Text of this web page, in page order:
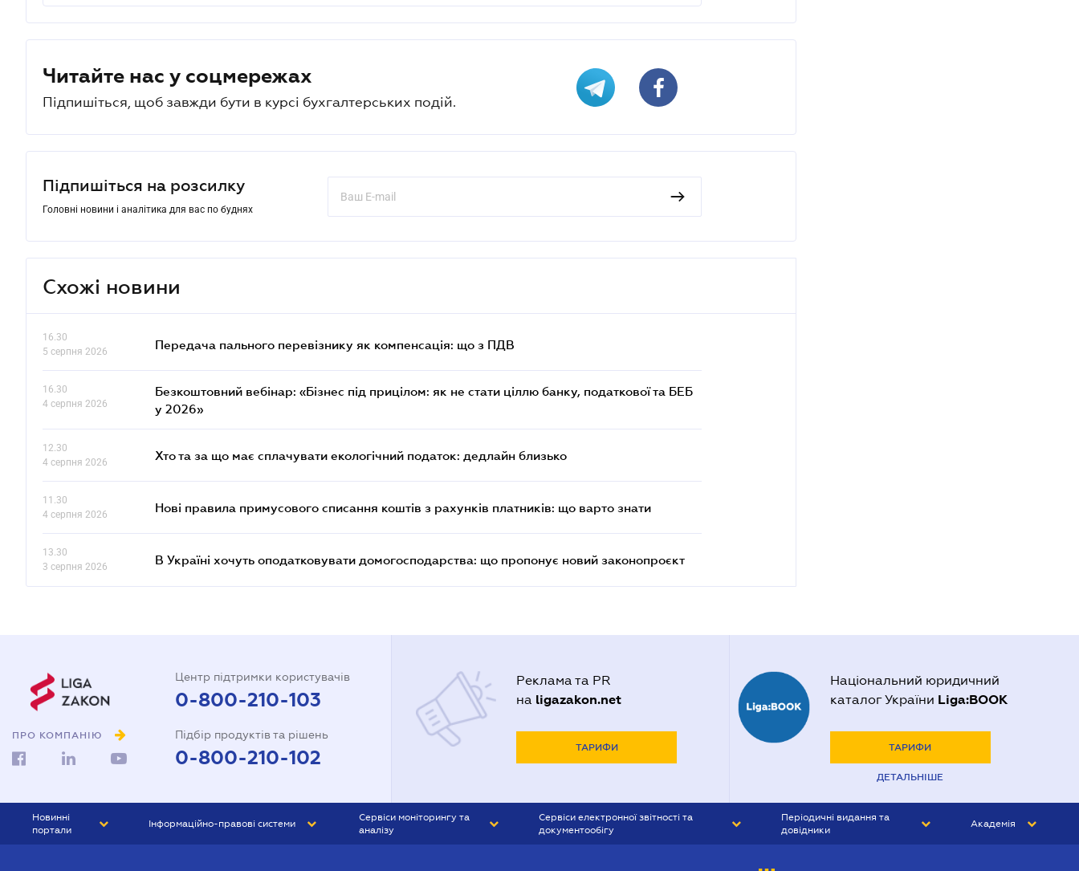
Читайте нас у соцмережах
Підпишіться, щоб завжди бути в курсі бухгалтерських подій.
Підпишіться на розсилку
Головні новини і аналітика для вас по буднях
Схожі новини
16.30
5 серпня 2026
Передача пального перевізнику як компенсація: що з ПДВ
16.30
4 серпня 2026
Безкоштовний вебінар: «Бізнес під прицілом: як не стати ціллю банку, податкової та БЕБ
у 2026»
12.30
4 серпня 2026
Хто та за що має сплачувати екологічний податок: дедлайн близько
11.30
4 серпня 2026
Нові правила примусового списання коштів з рахунків платників: що варто знати
13.30
3 серпня 2026
В Україні хочуть оподатковувати домогосподарства: що пропонує новий законопроєкт
ПРО КОМПАНІЮ
Центр підтримки користувачів
0-800-210-103
Підбір продуктів та рішень
0-800-210-102
Реклама та PR
на ligazakon.net
ТАРИФИ
Національний юридичний
каталог України Liga:BOOK
ТАРИФИ
ДЕТАЛЬНІШЕ
Новинні
портали
Інформаційно-правові системи
Сервіси моніторингу та
аналізу
Сервіси електронної звітності та
документообігу
Періодичні видання та
довідники
Академія